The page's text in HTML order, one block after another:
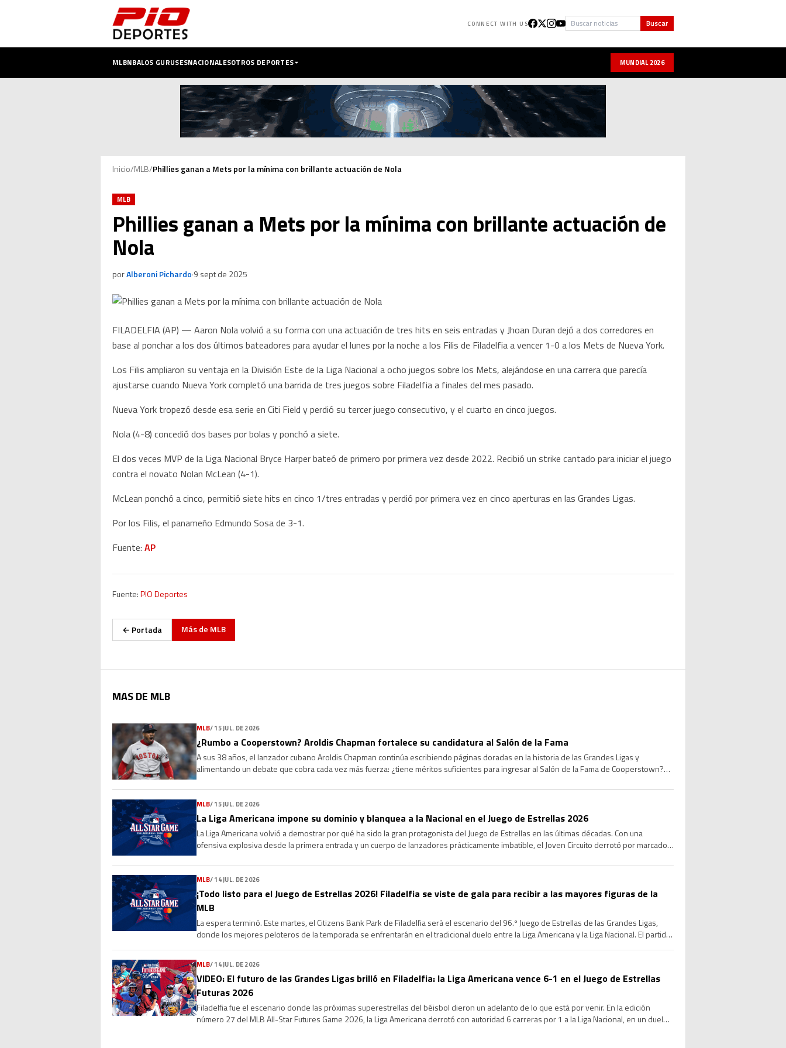
CONNECT WITH US Buscar Buscar
MLBNBALOS GURUSESNACIONALESOTROS DEPORTES MUNDIAL 2026
Inicio/MLB/Phillies ganan a Mets por la mínima con brillante actuación de Nola
MLB
Phillies ganan a Mets por la mínima con brillante actuación de
Nola
porAlberoni Pichardo·9 sept de 2025
FILADELFIA (AP) — Aaron Nola volvió a su forma con una actuación de tres hits en seis entradas y Jhoan Duran dejó a dos corredores en
base al ponchar a los dos últimos bateadores para ayudar el lunes por la noche a los Filis de Filadelfia a vencer 1-0 a los Mets de Nueva York.
Los Filis ampliaron su ventaja en la División Este de la Liga Nacional a ocho juegos sobre los Mets, alejándose en una carrera que parecía
ajustarse cuando Nueva York completó una barrida de tres juegos sobre Filadelfia a finales del mes pasado.
Nueva York tropezó desde esa serie en Citi Field y perdió su tercer juego consecutivo, y el cuarto en cinco juegos.
Nola (4-8) concedió dos bases por bolas y ponchó a siete.
El dos veces MVP de la Liga Nacional Bryce Harper bateó de primero por primera vez desde 2022. Recibió un strike cantado para iniciar el juego
contra el novato Nolan McLean (4-1).
McLean ponchó a cinco, permitió siete hits en cinco 1/tres entradas y perdió por primera vez en cinco aperturas en las Grandes Ligas.
Por los Filis, el panameño Edmundo Sosa de 3-1.
Fuente: AP
Fuente:PIO Deportes
← Portada Más de MLB
MAS DE MLB
MLB/15 JUL. DE 2026
¿Rumbo a Cooperstown? Aroldis Chapman fortalece su candidatura al Salón de la Fama
A sus 38 años, el lanzador cubano Aroldis Chapman continúa escribiendo páginas doradas en la historia de las Grandes Ligas y
alimentando un debate que cobra cada vez más fuerza: ¿tiene méritos suficientes para ingresar al Salón de la Fama de Cooperstown?
MLB/15 JUL. DE 2026
La Liga Americana impone su dominio y blanquea a la Nacional en el Juego de Estrellas 2026
La Liga Americana volvió a demostrar por qué ha sido la gran protagonista del Juego de Estrellas en las últimas décadas. Con una
ofensiva explosiva desde la primera entrada y un cuerpo de lanzadores prácticamente imbatible, el Joven Circuito derrotó por marcador
MLB/14 JUL. DE 2026
¡Todo listo para el Juego de Estrellas 2026! Filadelfia se viste de gala para recibir a las mayores figuras de la
MLB
La espera terminó. Este martes, el Citizens Bank Park de Filadelfia será el escenario del 96.º Juego de Estrellas de las Grandes Ligas,
donde los mejores peloteros de la temporada se enfrentarán en el tradicional duelo entre la Liga Americana y la Liga Nacional. El partido
MLB/14 JUL. DE 2026
VIDEO: El futuro de las Grandes Ligas brilló en Filadelfia: la Liga Americana vence 6-1 en el Juego de Estrellas
Futuras 2026
Filadelfia fue el escenario donde las próximas superestrellas del béisbol dieron un adelanto de lo que está por venir. En la edición
número 27 del MLB All-Star Futures Game 2026, la Liga Americana derrotó con autoridad 6 carreras por 1 a la Liga Nacional, en un duelo